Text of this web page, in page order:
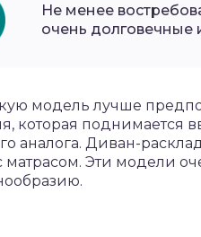
Не менее
очень долговечные
модель лучше
которая поднимается
аналога. Диван-
матрасом. Эти модели